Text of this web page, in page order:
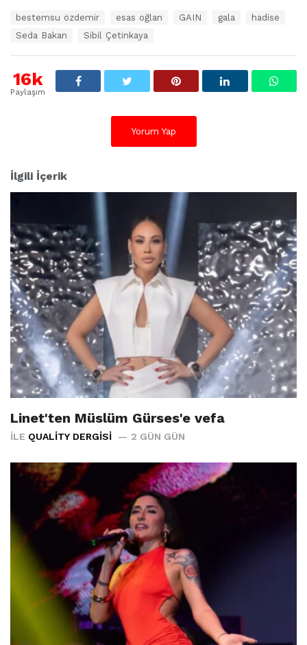
t
l
bestemsu özdemir esas oğlan GAIN gala
hadise
Seda Bakan
Sibil Çetinkaya
16k
Paylaşım
Yorum Yap
İlgili İçerik
Linet'ten Müslüm Gürses'e vefa
İLE QUALITY DERGISI 2 GÜN GÜN